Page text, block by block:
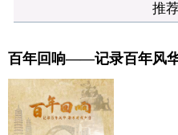
推
百年回响——记录百年风